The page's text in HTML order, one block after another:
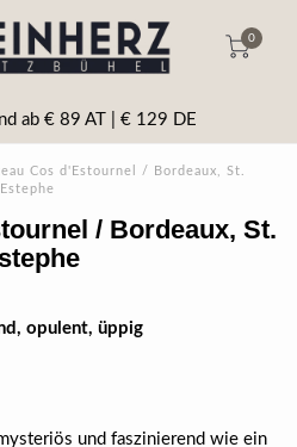
0
ab € 89 AT | € 129 DE
Cos d'Estournel / Bordeaux, St.
Estephe
/ Bordeaux, St.
opulent, üppig
und faszinierend wie ein